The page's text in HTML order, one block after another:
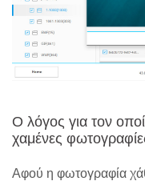
Ο λόγος για τον
χαμένες
Αφού η φωτογραφία